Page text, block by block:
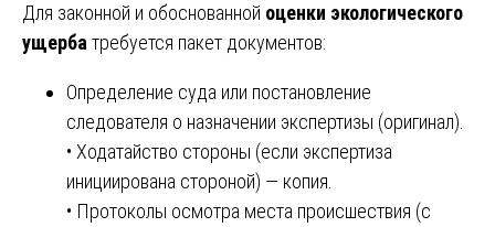
Для законной и обоснованной оценки экологического
ущерба требуется пакет документов:
Определение суда или постановление
следователя о назначении экспертизы (оригинал).
• Ходатайство стороны (если экспертиза
инициирована стороной) — копия.
• Протоколы осмотра места происшествия (с